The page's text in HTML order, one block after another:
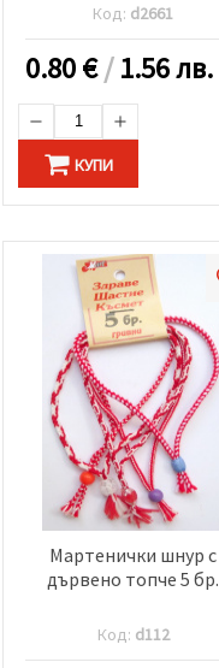
Код: d2661
0.80€/1.56 лв.
КУПИ
Мартенички шнур с
дървено топче 5 бр.
Код: d112